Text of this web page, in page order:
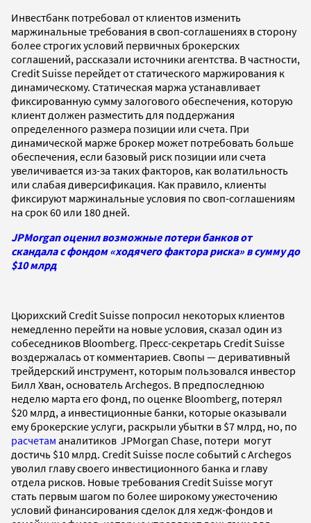
Инвестбанк потребовал от клиентов изменить
маржинальные требования в своп-соглашениях в сторону
более строгих условий первичных брокерских
соглашений, рассказали источники агентства. В частности,
Credit Suisse перейдет от статического маржирования к
динамическому. Статическая маржа устанавливает
фиксированную сумму залогового обеспечения, которую
клиент должен разместить для поддержания
определенного размера позиции или счета. При
динамической марже брокер может потребовать больше
обеспечения, если базовый риск позиции или счета
увеличивается из-за таких факторов, как волатильность
или слабая диверсификация. Как правило, клиенты
фиксируют маржинальные условия по своп-соглашениям
на срок 60 или 180 дней.
JPMorgan оценил возможные потери банков от
скандала с фондом «ходячего фактора риска» в сумму до
$10 млрд
Цюрихский Credit Suisse попросил некоторых клиентов
немедленно перейти на новые условия, сказал один из
собеседников Bloomberg. Пресс-секретарь Credit Suisse
воздержалась от комментариев. Свопы — деривативный
трейдерский инструмент, которым пользовался инвестор
Билл Хван, основатель Archegos. В предпоследнюю
неделю марта его фонд, по оценке Bloomberg, потерял
$20 млрд, а инвестиционные банки, которые оказывали
ему брокерские услуги, раскрыли убытки в $7 млрд, но, по
расчетам аналитиков JPMorgan Chase, потери могут
достичь $10 млрд. Credit Suisse после событий с Archegos
уволил главу своего инвестиционного банка и главу
отдела рисков. Новые требования Credit Suisse могут
стать первым шагом по более широкому ужесточению
условий финансирования сделок для хедж-фондов и